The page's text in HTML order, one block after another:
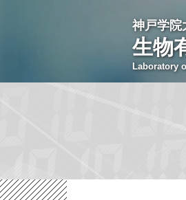
神戸学院
生物
Laboratory